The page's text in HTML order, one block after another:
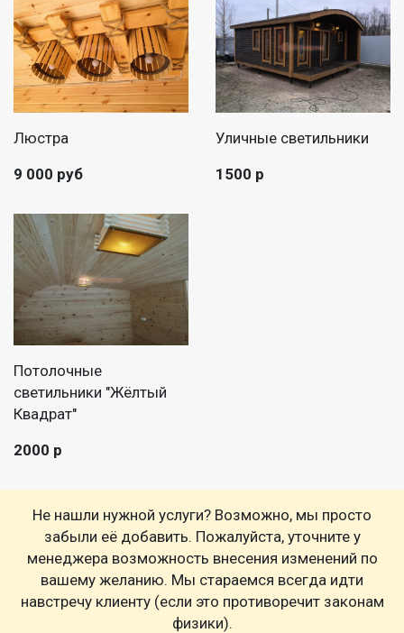
Люстра
9 000 руб
Уличные светильники
1500 р
Потолочные
светильники "Жёлтый
Квадрат"
2000 р
Не нашли нужной услуги? Возможно, мы просто
забыли её добавить. Пожалуйста, уточните у
менеджера возможность внесения изменений по
вашему желанию. Мы стараемся всегда идти
навстречу клиенту (если это противоречит законам
физики).